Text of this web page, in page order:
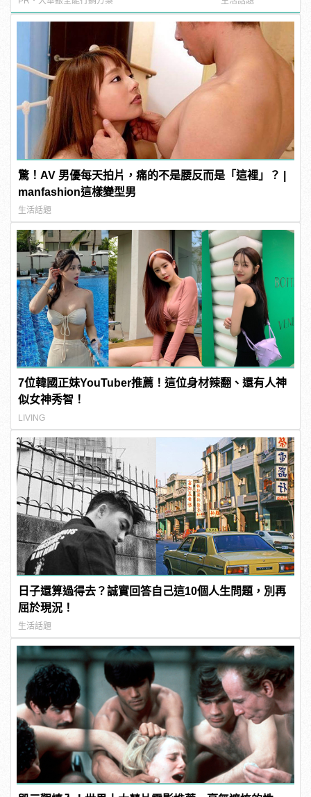
驚！AV 男優每天拍片，痛的不是腰反而是「這裡」？ |
manfashion這樣變型男
生活話題
7位韓國正妹YouTuber推薦！這位身材辣翻、還有人神
似女神秀智！
LIVING
日子還算過得去？誠實回答自己這10個人生問題，別再
屈於現況！
生活話題